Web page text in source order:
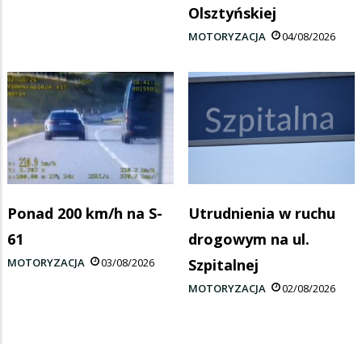
Olsztyńskiej
MOTORYZACJA 04/08/2026
Ponad 200 km/h na S-
61
MOTORYZACJA 03/08/2026
Utrudnienia w ruchu
drogowym na ul.
Szpitalnej
MOTORYZACJA 02/08/2026